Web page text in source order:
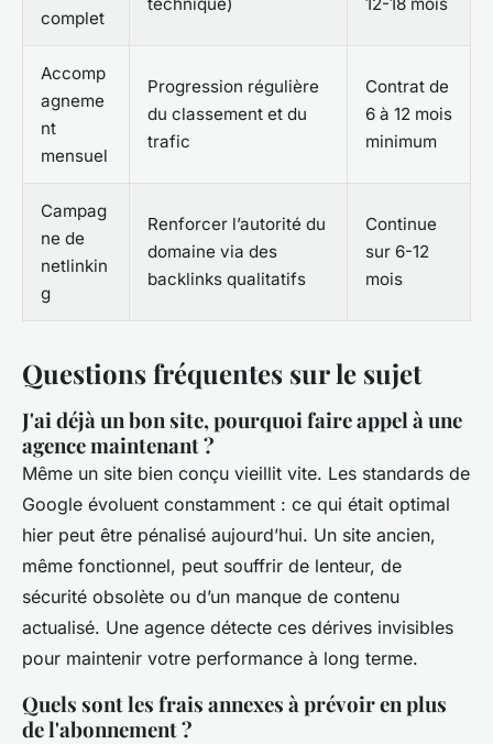
complet
Accomp
agneme
nt
mensuel
Progression régulière
du classement et du
trafic
Contrat de
6 à 12 mois
minimum
Campag
ne de
netlinkin
g
Renforcer l’autorité du
domaine via des
backlinks qualitatifs
Continue
sur 6-12
mois
Questions fréquentes sur le sujet
J'ai déjà un bon site, pourquoi faire appel à une
agence maintenant ?
Même un site bien conçu vieillit vite. Les standards de
Google évoluent constamment : ce qui était optimal
hier peut être pénalisé aujourd’hui. Un site ancien,
même fonctionnel, peut souffrir de lenteur, de
sécurité obsolète ou d’un manque de contenu
actualisé. Une agence détecte ces dérives invisibles
pour maintenir votre performance à long terme.
Quels sont les frais annexes à prévoir en plus
de l'abonnement ?